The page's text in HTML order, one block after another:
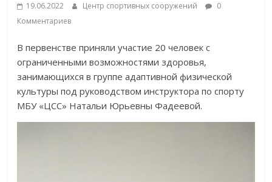
19.06.2022 Центр спортивных сооружений
0
Комментариев
В первенстве приняли участие 20 человек с
ограниченными возможностями здоровья,
занимающихся в группе адаптивной физической
культуры под руководством инструктора по спорту
МБУ «ЦСС» Натальи Юрьевны Фадеевой.